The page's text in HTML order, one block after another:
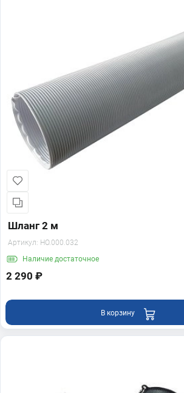
Шланг 2 м
Артикул: HO.000.032
Наличие достаточное
2 290 ₽
В корзину